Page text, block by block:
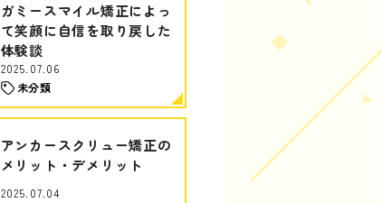
ガミースマイル矯正によっ
て笑顔に自信を取り戻した
体験談
2025.07.06
未分類
アンカースクリュー矯正の
メリット・デメリット
2025.07.04